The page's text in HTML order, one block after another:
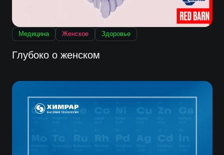
Медицина Женское Здоровье
Глубоко о женском